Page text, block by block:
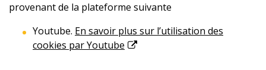
provenant de la plateforme suivante
Youtube. En savoir plus sur l’utilisation des
cookies par Youtube